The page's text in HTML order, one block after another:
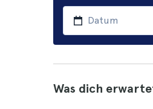
Was dich